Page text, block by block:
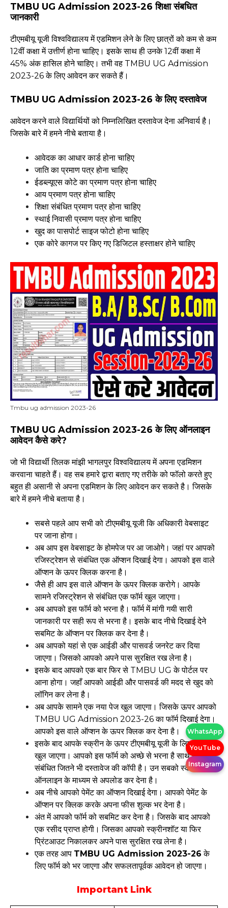
TMBU UG Admission 2023-26 शिक्षा संबधित
जानकारी
टीएमबीयू यूजी विश्वविद्यालय में एडमिशन लेने के लिए छात्रों को कम से कम
12वीं कक्षा में उत्तीर्ण होना चाहिए। इसके साथ ही उनके 12वीं कक्षा में
45% अंक हासिल होने चाहिए। तभी वह TMBU UG Admission
2023-26 के लिए आवेदन कर सकते हैं।
TMBU UG Admission 2023-26 के लिए दस्तावेज
आवेदन करने वाले विद्यार्थियों को निम्नलिखित दस्तावेज देना अनिवार्य है।
जिसके बारे में हमने नीचे बताया है।
आवेदक का आधार कार्ड होना चाहिए
जाति का प्रमाण पत्र होना चाहिए
ईडब्ल्यूएस कोटे का प्रमाण पत्र होना चाहिए
आय प्रमाण पत्र होना चाहिए
शिक्षा संबंधित प्रमाण पत्र होना चाहिए
स्थाई निवासी प्रमाण पत्र होना चाहिए
खुद का पासपोर्ट साइज फोटो होना चाहिए
एक कोरे कागज पर किए गए डिजिटल हस्ताक्षर होने चाहिए
Tmbu ug admission 2023-26
TMBU UG Admission 2023-26 के लिए ऑनलाइन
आवेदन कैसे करे?
जो भी विद्यार्थी तिलक मांझी भागलपुर विश्वविद्यालय में अपना एडमिशन
करवाना चाहते हैं। वह सब हमारे द्वारा बताए गए तरीके को फॉलो करते हुए
बहुत ही असानी से अपना एडमिशन के लिए आवेदन कर सकते है। जिसके
बारे में हमने नीचे बताया है।
सबसे पहले आप सभी को टीएमबीयू यूजी कि अधिकारी वेबसाइट
पर जाना होगा।
अब आप इस वेबसाइट के होमपेज पर आ जाओगे। जहां पर आपको
रजिस्ट्रेशन से संबंधित एक ऑप्शन दिखाई देगा। आपको इस वाले
ऑप्शन के ऊपर क्लिक करना है।
जैसे ही आप इस वाले ऑप्शन के ऊपर क्लिक करोगे। आपके
सामने रजिस्ट्रेशन से संबंधित एक फॉर्म खुल जाएगा।
अब आपको इस फॉर्म को भरना है। फॉर्म में मांगी गयी सारी
जानकारी पर सही रूप से भरना है। इसके बाद नीचे दिखाई देने
सबमिट के ऑप्शन पर क्लिक कर देना है।
अब आपको यहां से एक आईडी और पासवर्ड जनरेट कर दिया
जाएगा। जिसको आपको अपने पास सुरक्षित रख लेना है।
इसके बाद आपको एक बार फिर से TMBU UG के पोर्टल पर
आना होगा। जहाँ आपको आईडी और पासवर्ड की मदद से खुद को
लॉगिन कर लेना है।
अब आपके सामने एक नया पेज खुल जाएगा। जिसके ऊपर आपको
TMBU UG Admission 2023-26 का फॉर्म दिखाई देगा।
आपको इस वाले ऑप्शन के ऊपर क्लिक कर देना है।
इसके बाद आपके स्क्रीन के ऊपर टीएमबीयू यूजी के लिए फॉर्म
खुल जाएगा। आपको इस फॉर्म को अच्छे से भरना है साथ ही इससे
संबंधित जितने भी दस्तावेज की कॉपी है। उन सबको स्कैन करके
ऑनलाइन के माध्यम से अपलोड कर देना है।
अब नीचे आपको पेमेंट का ऑप्शन दिखाई देगा। आपको पेमेंट के
ऑप्शन पर क्लिक करके अपना फीस शुल्क भर देना है।
अंत में आपको फॉर्म को सबमिट कर देना है। जिसके बाद आपको
एक रसीद प्राप्त होगी। जिसका आपको स्क्रीनशॉट या फिर
प्रिंटआउट निकालकर अपने पास सुरक्षित रख लेना है।
एक तरह आप TMBU UG Admission 2023-26 के
लिए फॉर्म को भर जाएगा और सफलतापूर्वक आवेदन हो जाएगा।
Important Link
WhatsApp
YouTube
Instagram